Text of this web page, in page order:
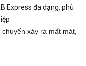
Express đa dạng, phù
xảy ra mất mát,